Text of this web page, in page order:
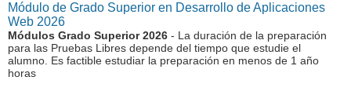
Módulo de Grado Superior en Desarrollo de Aplicaciones
Web 2026
Módulos Grado Superior 2026 - La duración de la preparación
para las Pruebas Libres depende del tiempo que estudie el
alumno. Es factible estudiar la preparación en menos de 1 año
horas